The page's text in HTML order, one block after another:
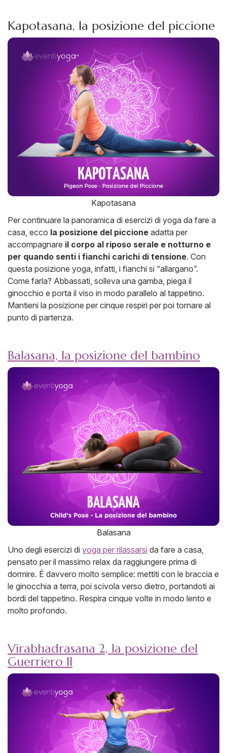
Kapotasana, la posizione del piccione
Kapotasana
Per continuare la panoramica di esercizi di yoga da fare a
casa, ecco la posizione del piccione adatta per
accompagnare il corpo al riposo serale e notturno e
per quando senti i fianchi carichi di tensione. Con
questa posizione yoga, infatti, i fianchi si “allargano”.
Come farla? Abbassati, solleva una gamba, piega il
ginocchio e porta il viso in modo parallelo al tappetino.
Mantieni la posizione per cinque respiri per poi tornare al
punto di partenza.
Balasana, la posizione del bambino
Balasana
Uno degli esercizi di yoga per rilassarsi da fare a casa,
pensato per il massimo relax da raggiungere prima di
dormire. È davvero molto semplice: mettiti con le braccia e
le ginocchia a terra, poi scivola verso dietro, portandoti ai
bordi del tappetino. Respira cinque volte in modo lento e
molto profondo.
Virabhadrasana 2, la posizione del
Guerriero II